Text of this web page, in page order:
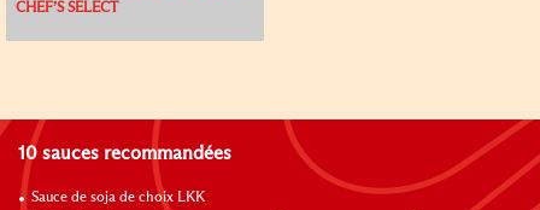
CHEF’S SELECT
10 sauces recommandées
Sauce de soja de choix LKK